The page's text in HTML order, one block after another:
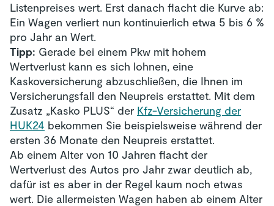
Listenpreises wert. Erst danach flacht die Kurve ab:
Ein Wagen verliert nun kontinuierlich etwa 5 bis 6 %
pro Jahr an Wert.
Tipp: Gerade bei einem Pkw mit hohem
Wertverlust kann es sich lohnen, eine
Kaskoversicherung abzuschließen, die Ihnen im
Versicherungsfall den Neupreis erstattet. Mit dem
Zusatz „Kasko PLUS“ der Kfz-Versicherung der
HUK24 bekommen Sie beispielsweise während der
ersten 36 Monate den Neupreis erstattet.
Ab einem Alter von 10 Jahren flacht der
Wertverlust des Autos pro Jahr zwar deutlich ab,
dafür ist es aber in der Regel kaum noch etwas
wert. Die allermeisten Wagen haben ab einem Alter